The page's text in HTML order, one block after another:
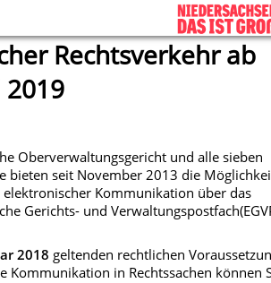
Rechtsverkehr ab
2019
Oberverwaltungsgericht und alle sieben
bieten seit November 2013 die
Kommunikation über das
Gerichts- und
2018 geltenden rechtlichen
Kommunikation in Rechtssachen können